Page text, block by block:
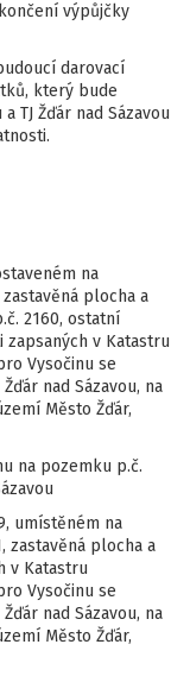
výpůjčky
darovací
který bude
TJ Žďár nad Sázavou
na
plocha a
2160, ostatní
v Katastru
Vysočinu se
nad Sázavou, na
Město Žďár,
na pozemku p.č.
umístěném na
zastavěná plocha a
v Katastru
Vysočinu se
nad Sázavou, na
Město Žďár,